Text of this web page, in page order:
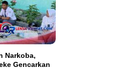
Narkoba,
Gencarkan